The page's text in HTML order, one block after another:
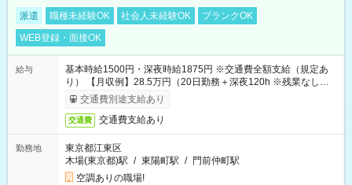
派遣 職種未経験OK 社会人未経験OK
ブランクOK
WEB登録・面接OK
給与
基本時給1500円・深夜時給1875円 ※交通費全額支給（規定あ
り） 【月収例】28.5万円（20日勤務＋深夜120h ※残業なしの場
合）交通費別途支給あり
交通費 交通費支給あり
勤務地
東京都江東区
木場(東京都)駅 / 東陽町駅 / 門前仲町駅
空調ありの職場!